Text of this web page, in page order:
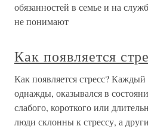
обязанностей в семье и на
не понимают
Как появляется
Как появляется стресс?
однажды, оказывался в
слабого, короткого или
люди склонны к стрессу, а